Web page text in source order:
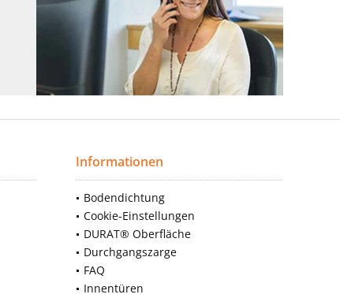
Informationen
Bodendichtung
Cookie-Einstellungen
DURAT® Oberfläche
Durchgangszarge
FAQ
Innentüren